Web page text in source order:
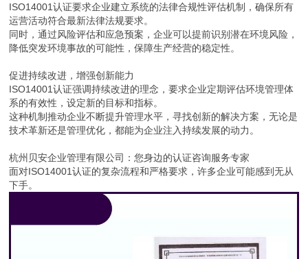
ISO14001认证要求企业建立系统的法律合规性评估机制，确保所有
运营活动符合最新法律法规要求。
同时，通过风险评估和应急预案，企业可以提前识别潜在环境风险，
降低突发环境事故的可能性，保障生产经营的稳定性。
促进持续改进，增强创新能力
ISO14001认证强调持续改进的理念，要求企业定期评估环境管理体
系的有效性，设定新的目标和指标。
这种机制推动企业不断提升管理水平，寻找创新的解决方案，无论是
技术革新还是管理优化，都能为企业注入持续发展的动力。
杭州贝安企业管理有限公司：您身边的认证咨询服务专家
面对ISO14001认证的复杂流程和严格要求，许多企业可能感到无从
下手。